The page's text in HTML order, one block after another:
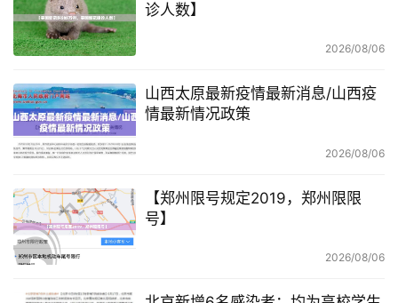
诊人数】
2026/08/06
山西太原最新疫情最新消息/山西疫
情最新情况政策
2026/08/06
【郑州限号规定2019，郑州限限
号】
2026/08/06